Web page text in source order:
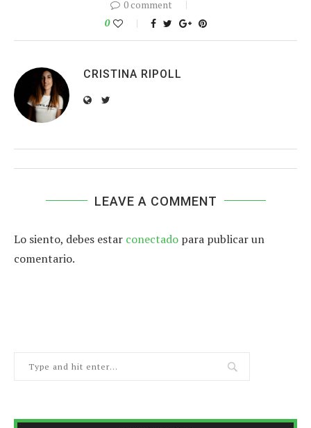
0 comment
0
CRISTINA RIPOLL
LEAVE A COMMENT
Lo siento, debes estar conectado para publicar un
comentario.